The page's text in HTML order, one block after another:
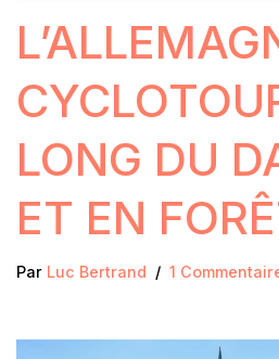
LONG DU
ET EN
Par Luc Bertrand 1